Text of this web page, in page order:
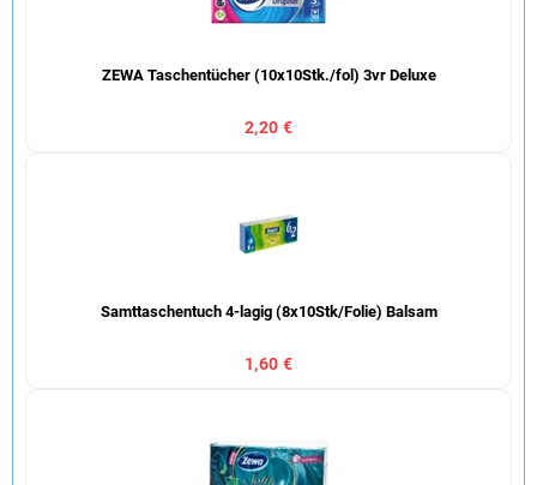
ZEWA Taschentücher (10x10Stk./fol) 3vr Deluxe
2,20 €
Samttaschentuch 4-lagig (8x10Stk/Folie) Balsam
1,60 €